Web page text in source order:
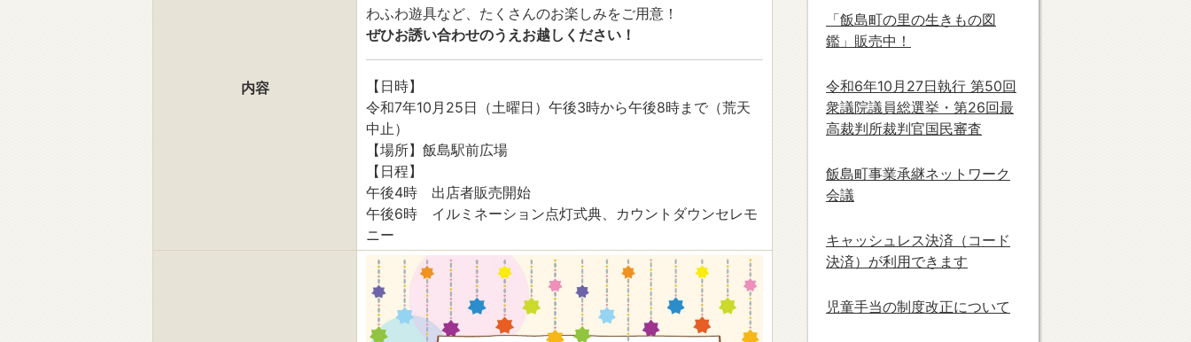
内容
わふわ遊具など、たくさんのお楽しみをご用意！
ぜひお誘い合わせのうえお越しください！
【日時】
令和7年10月25日（土曜日）午後3時から午後8時まで（荒天
中止）
【場所】飯島駅前広場
【日程】
午後4時 出店者販売開始
午後6時 イルミネーション点灯式典、カウントダウンセレモ
ニー
「飯島町の里の生きもの図
鑑」販売中！
令和6年10月27日執行 第50回
衆議院議員総選挙・第26回最
高裁判所裁判官国民審査
飯島町事業承継ネットワーク
会議
キャッシュレス決済（コード
決済）が利用できます
児童手当の制度改正について